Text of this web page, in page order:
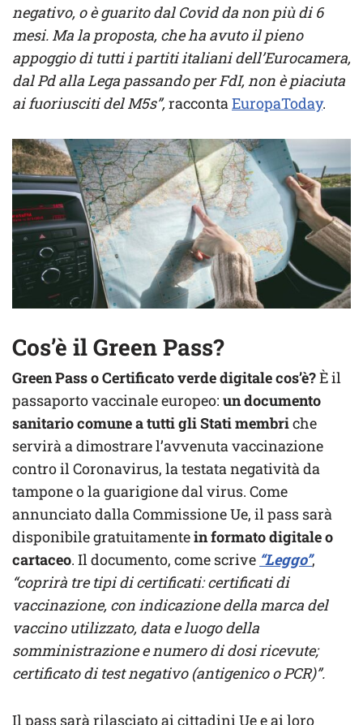
negativo, o è guarito dal Covid da non più di 6
mesi. Ma la proposta, che ha avuto il pieno
appoggio di tutti i partiti italiani dell’Eurocamera,
dal Pd alla Lega passando per FdI, non è piaciuta
ai fuoriusciti del M5s”,racconta EuropaToday.
Cos’è il Green Pass?
Green Pass o Certificato verde digitale cos’è?È il
passaporto vaccinale europeo: un documento
sanitario comune a tutti gli Stati membriche
servirà a dimostrare l’avvenuta vaccinazione
contro il Coronavirus, la testata negatività da
tampone o la guarigione dal virus. Come
annunciato dalla Commissione Ue, il pass sarà
disponibile gratuitamentein formato digitale o
cartaceo. Il documento, come scrive “Leggo”,
“coprirà tre tipi di certificati: certificati di
vaccinazione, con indicazione della marca del
vaccino utilizzato, data e luogo della
somministrazione e numero di dosi ricevute;
certificato di test negativo (antigenico o PCR)”.
Il pass sarà rilasciato ai cittadini Ue e ai loro